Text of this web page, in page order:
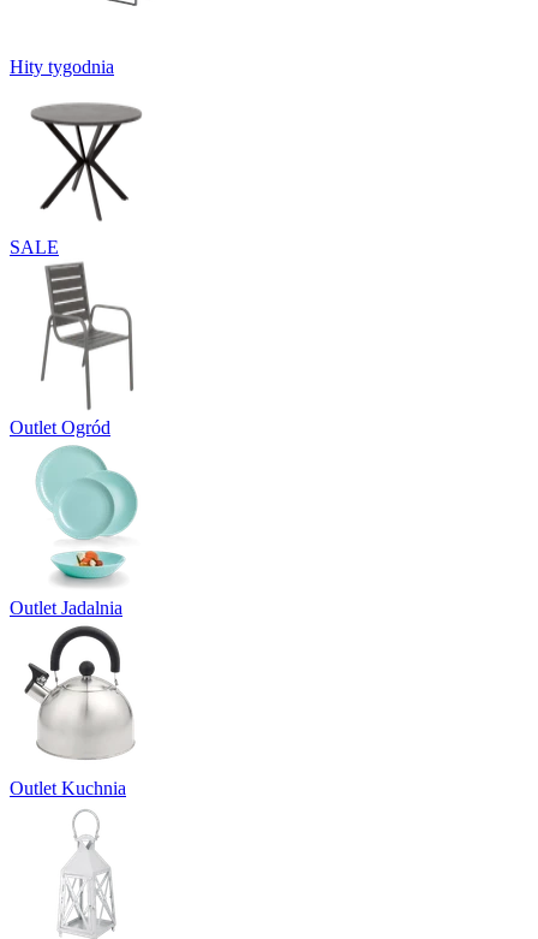
Hity tygodnia
SALE
Outlet Ogród
Outlet Jadalnia
Outlet Kuchnia